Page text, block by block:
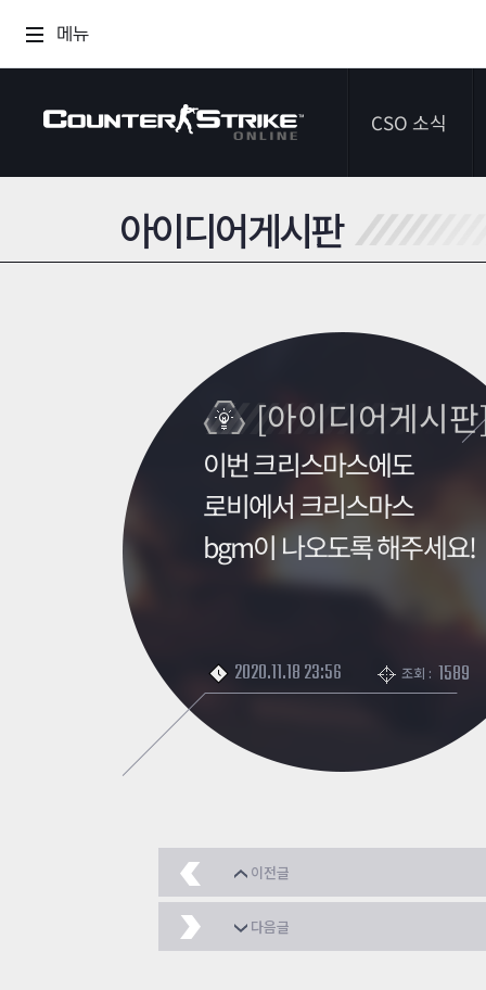
메뉴
CSO 소식
아이디어게시판
[아이디어게시
이번 크리스마스에도
로비에서 크리스마스
bgm이 나오도록 해주세요!
2020.11.18 23:56 조회 : 1589
이전글
좀시 보스 방어스킬은
다음글